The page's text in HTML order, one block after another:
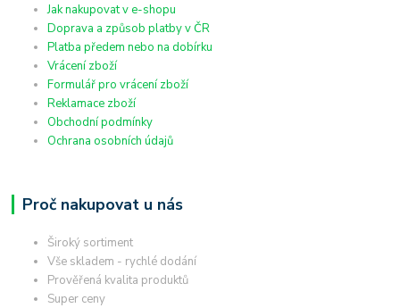
Jak nakupovat v e-shopu
Doprava a způsob platby v ČR
Platba předem nebo na dobírku
Vrácení zboží
Formulář pro vrácení zboží
Reklamace zboží
Obchodní podmínky
Ochrana osobních údajů
Proč nakupovat u nás
Široký sortiment
Vše skladem - rychlé dodání
Prověřená kvalita produktů
Super ceny